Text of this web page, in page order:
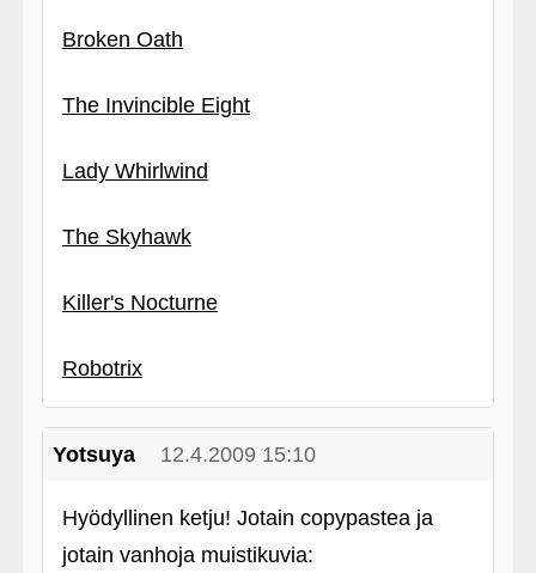
Broken Oath
The Invincible Eight
Lady Whirlwind
The Skyhawk
Killer's Nocturne
Robotrix
Yotsuya 12.4.2009 15:10
Hyödyllinen ketju! Jotain copypastea ja
jotain vanhoja muistikuvia: